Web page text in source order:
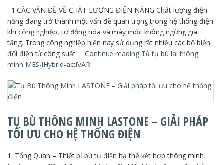
1.CÁC VẤN ĐỀ VỀ CHẤT LƯỢNG ĐIỆN NĂNG Chất lượng điện
năng đang trở thành một vấn đề quan trọng trong hệ thống điện
khi công nghiệp, tự động hóa và máy móc không ngừng gia
tăng. Trong công nghiệp hiện nay sử dụng rất nhiều các bộ biến
đổi điện tử công suất … Continue reading Tủ tụ bù lai thông
minh MES-iHybrid-actiVAR →
TỤ BÙ THÔNG MINH LASTONE – GIẢI PHÁP
TỐI ƯU CHO HỆ THỐNG ĐIỆN
1. Tổng Quan – Thiết bị bù tụ điện hạ thế kết hợp thông minh